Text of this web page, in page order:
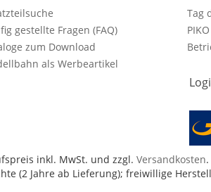
gestellte Fragen (FAQ)
zum Download
als Werbeartikel
Tag
inkl. MwSt. und zzgl. Versandkosten.
(2 Jahre ab Lieferung); freiwillige